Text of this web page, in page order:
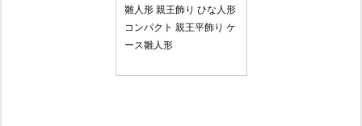
雛人形 親王飾り ひな人形
コンパクト 親王平飾り ケ
ース雛人形